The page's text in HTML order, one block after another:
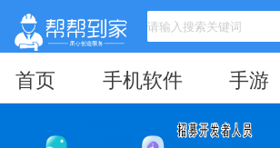
首页 手机软件 手游